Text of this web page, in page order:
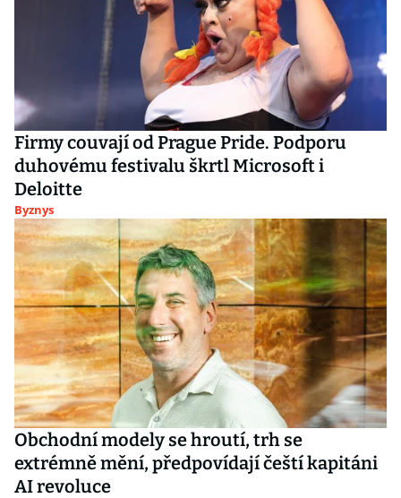
Firmy couvají od Prague Pride. Podporu
duhovému festivalu škrtl Microsoft i
Deloitte
Byznys
Obchodní modely se hroutí, trh se
extrémně mění, předpovídají čeští kapitáni
AI revoluce